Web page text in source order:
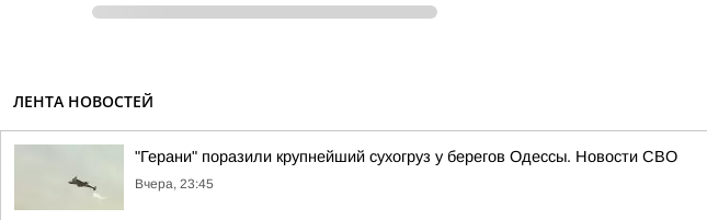
ЛЕНТА НОВОСТЕЙ
"Герани" поразили крупнейший сухогруз у берегов Одессы. Новости СВО
Вчера, 23:45